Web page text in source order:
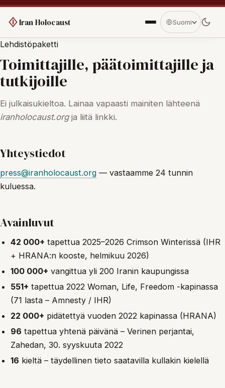
Iran Holocaust Suomi
Lehdistöpaketti
Toimittajille, päätoimittajille ja
tutkijoille
Ei julkaisukieltoa. Lainaa vapaasti mainiten lähteenä
iranholocaust.orgja liitä linkki.
Yhteystiedot
press@iranholocaust.org — vastaamme 24 tunnin
kuluessa.
Avainluvut
42 000+ tapettua 2025–2026 Crimson Winterissä (IHR
+ HRANA:n kooste, helmikuu 2026)
100 000+ vangittua yli 200 Iranin kaupungissa
551+ tapettua 2022 Woman, Life, Freedom -kapinassa
(71 lasta – Amnesty / IHR)
22 000+ pidätettyä vuoden 2022 kapinassa (HRANA)
96 tapettua yhtenä päivänä – Verinen perjantai,
Zahedan, 30. syyskuuta 2022
16 kieltä – täydellinen tieto saatavilla kullakin kielellä